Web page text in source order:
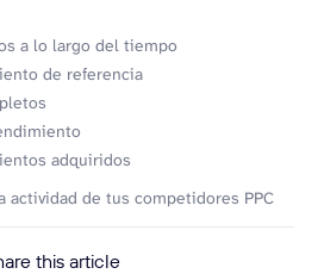
a lo largo del tiempo
de referencia
adquiridos
actividad de tus competidores PPC
this article